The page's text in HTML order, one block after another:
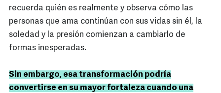
recuerda quién es realmente y observa cómo las
personas que ama continúan con sus vidas sin él, la
soledad y la presión comienzan a cambiarlo de
formas inesperadas.
Sin embargo, esa transformación podría
convertirse en su mayor fortaleza cuando una